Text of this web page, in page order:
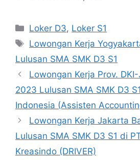
Kategori
Loker D3, Loker S1
Tag
Lowongan Kerja
Lulusan SMA SMK D3 S1
Lowongan Kerja Prov.
2023 Lulusan SMA SMK D3
Indonesia (Assisten
Lowongan Kerja Jakarta
Lulusan SMA SMK D3 S1 di
Kreasindo (DRIVER)